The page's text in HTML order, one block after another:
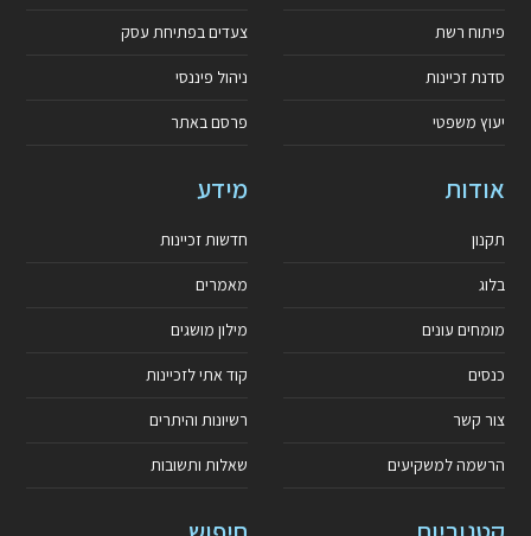
פיתוח רשת
סדנת זכיינות
יעוץ משפטי
צעדים בפתיחת עסק
ניהול פיננסי
פרסם באתר
אודות
תקנון
בלוג
מומחים עונים
כנסים
צור קשר
הרשמה למשקיעים
מידע
חדשות זכיינות
מאמרים
מילון מושגים
קוד אתי לזכיינות
רשיונות והיתרים
שאלות ותשובות